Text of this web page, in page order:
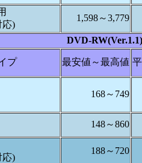
応)
1,598～3,779
DVD-
プ 最安値～最高値
168～749
148～860
応)
188～720